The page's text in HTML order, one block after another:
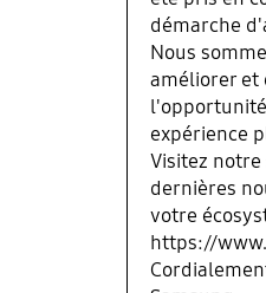
démarche
Nous
améliorer et
expérience
Visitez
dernières
votre
https://